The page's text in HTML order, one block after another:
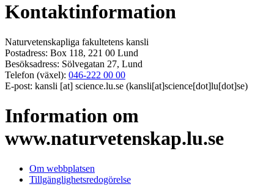
Kontaktinformation
Naturvetenskapliga fakultetens kansli
Postadress: Box 118, 221 00 Lund
Besöksadress: Sölvegatan 27, Lund
Telefon (växel): 046-222 00 00
E-post: kansli [at] science.lu.se (kansli[at]science[dot]lu[dot]se)
Information om
www.naturvetenskap.lu.se
Om webbplatsen
Tillgänglighetsredogörelse